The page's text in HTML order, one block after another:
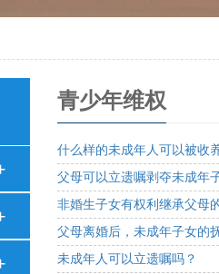
青少年维权
什么样的未成年人可以被收
父母可以立遗嘱剥夺未成年
非婚生子女有权利继承父母
父母离婚后，未成年子女的
未成年人可以立遗嘱吗？